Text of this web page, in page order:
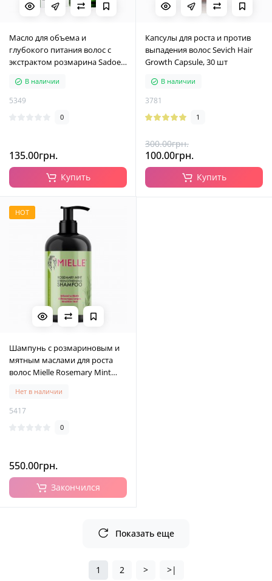
Масло для объема и
глубокого питания волос с
экстрактом розмарина Sadoer,
В наличии
5349
0
135.00грн.
Купить
Капсулы для роста и против
выпадения волос Sevich Hair
Growth Capsule, 30 шт
В наличии
3781
1
300.00грн.
100.00грн.
Купить
HOT
Шампунь с розмариновым и
мятным маслами для роста
волос Mielle Rosemary Mint
Нет в наличии
5417
0
550.00грн.
Закончился
Показать еще
1 2 > >|